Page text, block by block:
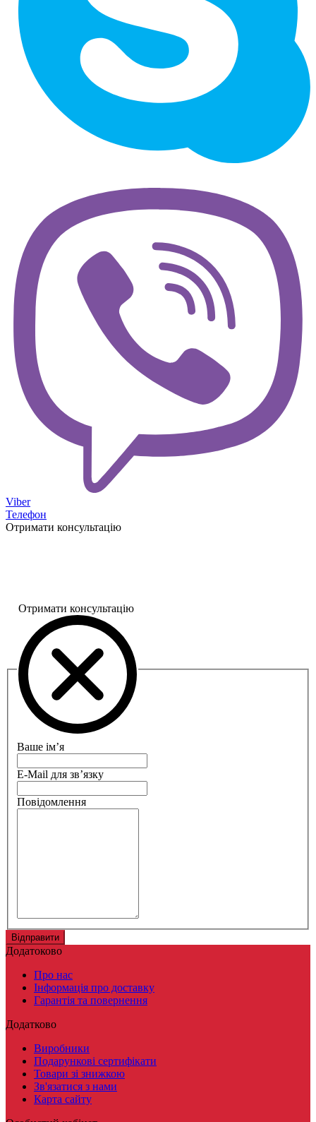
Viber
Телефон
Отримати консультацію
Отримати консультацію
Ваше ім’я
E-Mail для зв’язку
Повідомлення
Додатоково
Про нас
Інформація про доставку
Гарантія та повернення
Додатково
Виробники
Подарункові сертифікати
Товари зі знижкою
Зв'язатися з нами
Карта сайту